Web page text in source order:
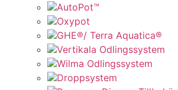
AutoPot™
Oxypot
GHE®/ Terra Aquatica®
Vertikala Odlingssystem
Wilma Odlingssystem
Droppsystem